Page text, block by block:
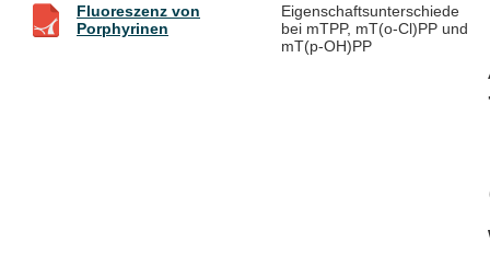
Fluoreszenz von
Porphyrinen
Eigenschaftsunterschiede
bei mTPP, mT(o-Cl)PP und
mT(p-OH)PP